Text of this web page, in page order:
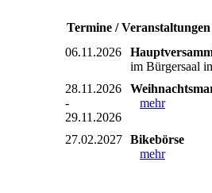
Termine /
06.11.2026
im Bürgersaal
28.11.2026
-
29.11.2026
mehr
27.02.2027 Bikebörse
mehr